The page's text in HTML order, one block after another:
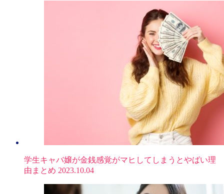
学生キャバ嬢が金銭感覚がマヒしてしまうとやばい理
由まとめ 2023.10.04